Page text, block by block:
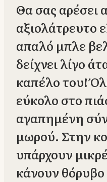
Θα σας αρέσει
αξιολάτρευτο
απαλό μπλε
δείχνει λίγο
καπέλο του!
εύκολο στο
αγαπημένη
μωρού. Στην
υπάρχουν
κάνουν